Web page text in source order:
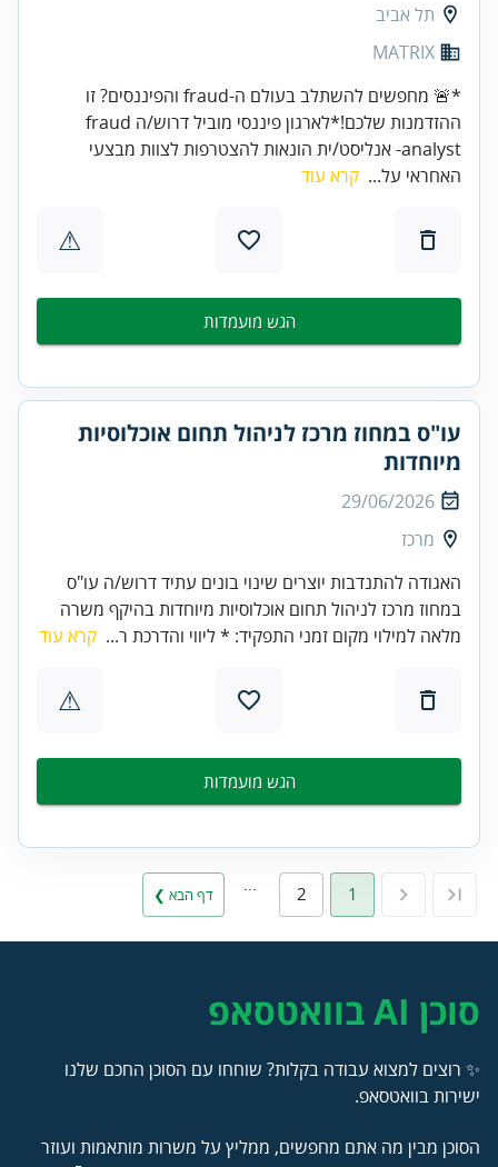
תל אביב
MATRIX
*🚨 מחפשים להשתלב בעולם ה-fraud והפיננסים? זו
ההזדמנות שלכם!*לארגון פיננסי מוביל דרוש/ה fraud
analyst- אנליסט/ית הונאות להצטרפות לצוות מבצעי
האחראי על... קרא עוד
⚠
הגש מועמדות
עו"ס במחוז מרכז לניהול תחום אוכלוסיות
מיוחדות
29/06/2026
מרכז
האגודה להתנדבות יוצרים שינוי בונים עתיד דרוש/ה עו"ס
במחוז מרכז לניהול תחום אוכלוסיות מיוחדות בהיקף משרה
מלאה למילוי מקום זמני התפקיד: * ליווי והדרכת ר... קרא עוד
⚠
הגש מועמדות
1
2 דף הבא ❯
סוכן AI בוואטסאפ
✨ רוצים למצוא עבודה בקלות? שוחחו עם הסוכן החכם שלנו
ישירות בוואטסאפ.
הסוכן מבין מה אתם מחפשים, ממליץ על משרות מותאמות ועוזר